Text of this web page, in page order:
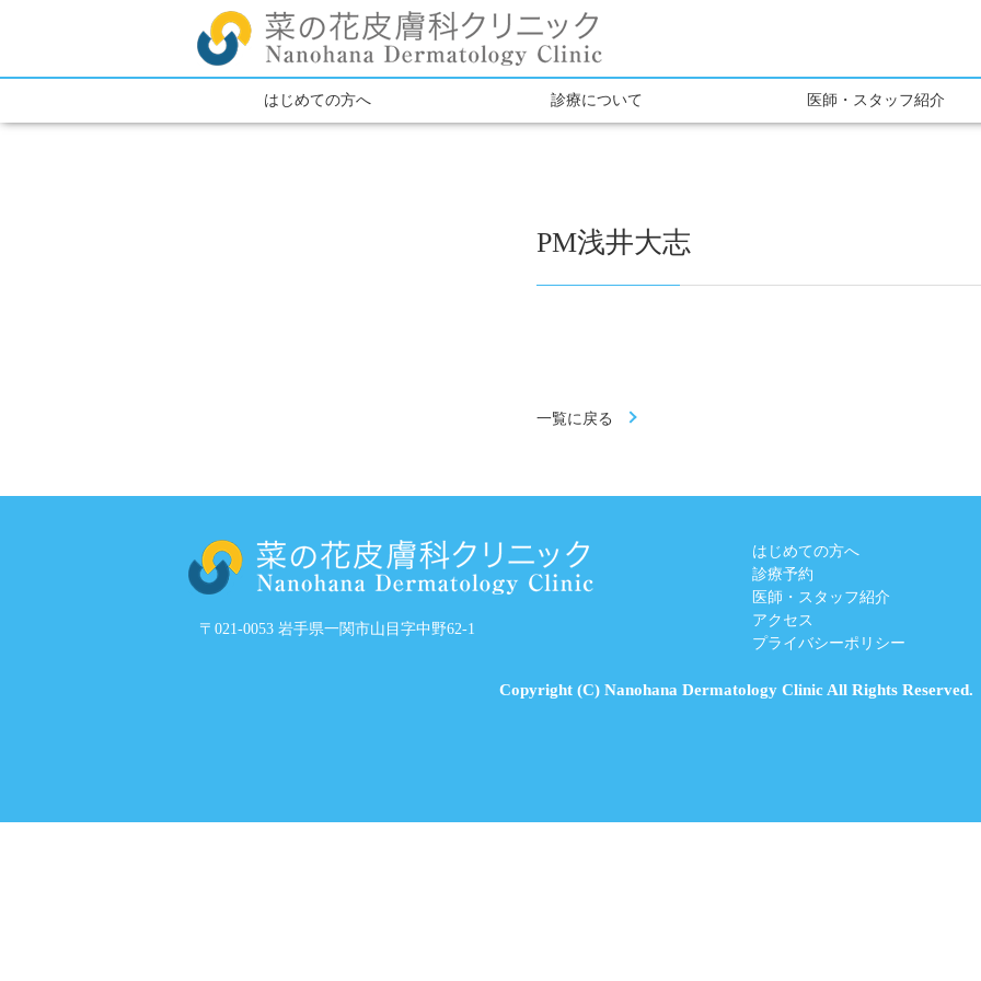
はじめての方へ 診療について 医師・スタッフ紹介
PM浅井大志
一覧に戻る
〒021-0053 岩手県一関市山目字中野62-1
はじめての方へ
診療予約
医師・スタッフ紹介
アクセス
プライバシーポリシー
Copyright (C) Nanohana Dermatology Clinic All Rights Reserved.